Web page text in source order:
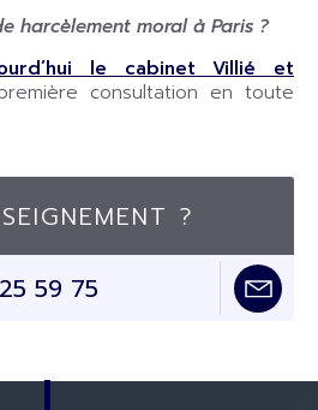
harcèlement moral à Paris ?
le cabinet Villié et
consultation en toute
?
59 75